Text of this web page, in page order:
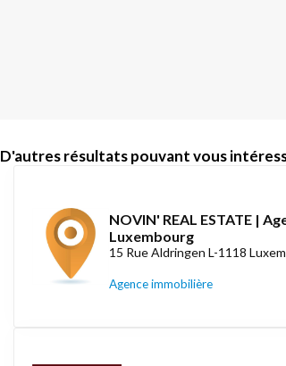
D'autres résultats pouvant vous
NOVIN' REAL ESTATE |
Luxembourg
15 Rue Aldringen L-1118
Agence immobilière